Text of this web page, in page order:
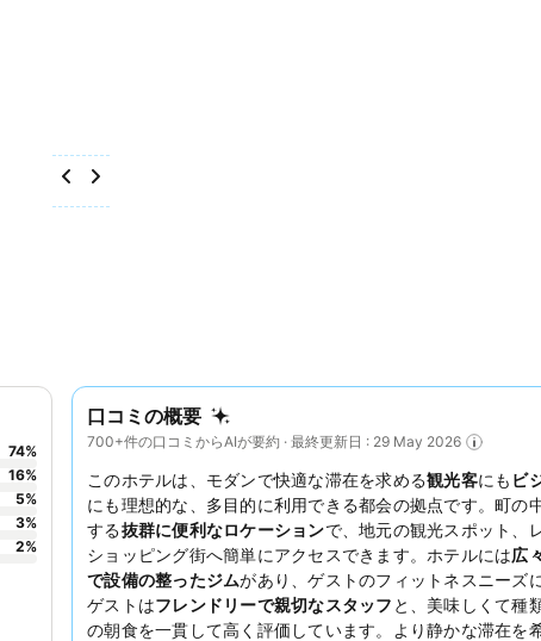
口コミの概要
700+件の口コミからAIが要約 · 最終更新日 : 29 May 2026
このホテルは、モダンで快適な滞在を求める観光客にも ビ
にも理想的な、多目的に利用できる都会の拠点です。町の
する抜群に便利なロケーションで、地元の観光スポット、
ショッピング街へ簡単にアクセスできます。ホテルには広
で設備の整ったジムがあり、ゲストのフィットネスニーズ
ゲストはフレンドリーで親切なスタッフ と、美味しくて種
の朝食を一貫して高く評価しています。より静かな滞在を
74%
16%
5%
3%
2%